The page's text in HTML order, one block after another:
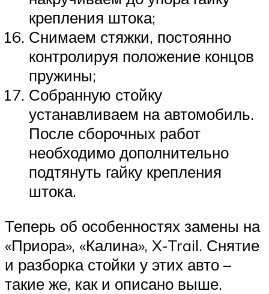
крепления штока;
Снимаем стяжки, постоянно
контролируя положение концов
пружины;
Собранную стойку
устанавливаем на автомобиль.
После сборочных работ
необходимо дополнительно
подтянуть гайку крепления
штока.
Теперь об особенностях замены на
«Приора», «Калина», X-Trail. Снятие
и разборка стойки у этих авто –
такие же, как и описано выше.